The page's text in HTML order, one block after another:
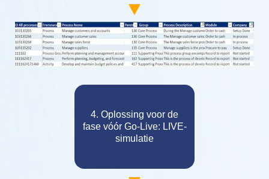
4. Oplossing voor de
fase vóór Go-Live: LIVE-
simulatie